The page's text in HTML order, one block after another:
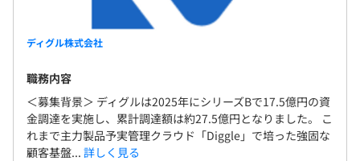
ディグル株式会社
職務内容
＜募集背景＞ ディグルは2025年にシリーズBで17.5億円の資
金調達を実施し、累計調達額は約27.5億円となりました。 こ
れまで主力製品予実管理クラウド「Diggle」で培った強固な
顧客基盤... 詳しく見る